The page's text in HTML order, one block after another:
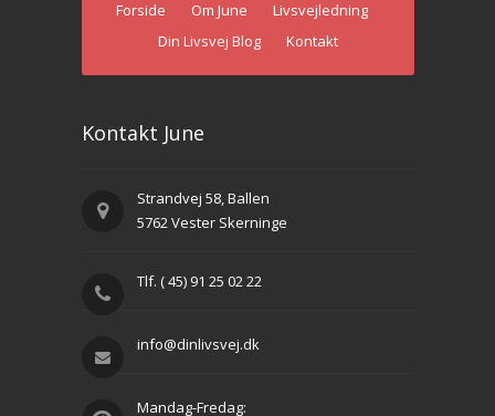
Forside
Om June
Livsvejledning
Din Livsvej Blog
Kontakt
Kontakt June
Strandvej 58, Ballen
5762 Vester Skerninge
Tlf. ( 45) 91 25 02 22
info@dinlivsvej.dk
Mandag-Fredag: